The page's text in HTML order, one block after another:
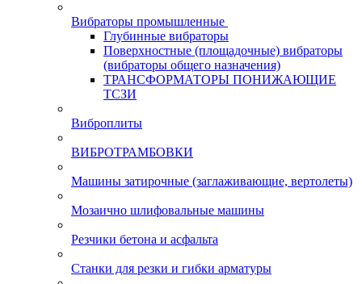
Вибраторы промышленные
Глубинные вибраторы
Поверхностные (площадочные) вибраторы
(вибраторы общего назначения)
ТРАНСФОРМАТОРЫ ПОНИЖАЮЩИЕ
ТСЗИ
Виброплиты
ВИБРОТРАМБОВКИ
Машины затирочные (заглаживающие, вертолеты)
Мозаично шлифовальные машины
Резчики бетона и асфальта
Станки для резки и гибки арматуры